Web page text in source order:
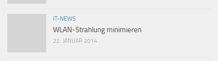
IT-NEWS
WLAN-Strahlung minimieren
22. JANUAR 2014